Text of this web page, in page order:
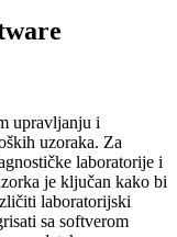
upravljanju i
uzoraka. Za
laboratorije i
je ključan kako bi
laboratorijski
sa softverom